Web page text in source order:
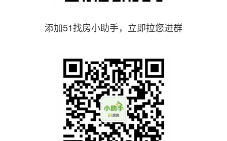
添加51找房小助手，立即拉您进群